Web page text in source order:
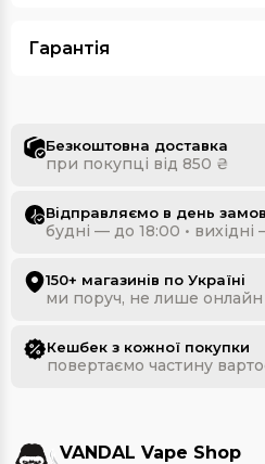
Гарантія
Безкоштовна доставка
при покупці від 850 ₴
Відправляємо в день
будні — до 18:00 • вихідні
150+ магазинів по Україні
ми поруч, не лише онлайн
Кешбек з кожної покупки
повертаємо частину
VANDAL Vape Shop